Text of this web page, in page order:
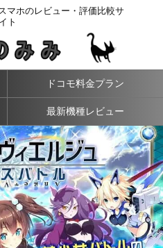
マホのレビュー・評価比較サ
イト
ドコモ料金プラン
最新機種レビュー